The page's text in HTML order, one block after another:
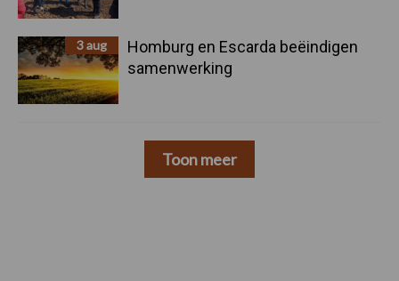
3 aug
Homburg en Escarda beëindigen
samenwerking
Toon meer